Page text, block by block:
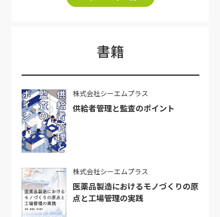
書籍
株式会社シーエムプラス
供給者管理と監査のポイント
株式会社シーエムプラス
医薬品製造におけるモノづくりの原
点と工場管理の実践